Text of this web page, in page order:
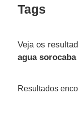
Tags
Veja os
agua sorocaba
Resultados